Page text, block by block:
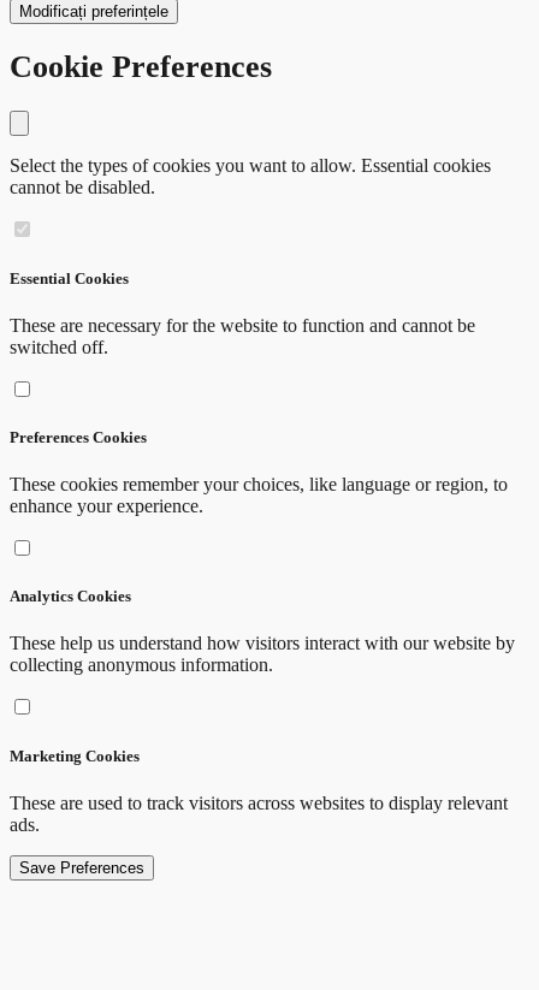
Modificați preferințele
Cookie Preferences
Select the types of cookies you want to allow. Essential cookies
cannot be disabled.
Essential Cookies
These are necessary for the website to function and cannot be
switched off.
Preferences Cookies
These cookies remember your choices, like language or region, to
enhance your experience.
Analytics Cookies
These help us understand how visitors interact with our website by
collecting anonymous information.
Marketing Cookies
These are used to track visitors across websites to display relevant
ads.
Save Preferences